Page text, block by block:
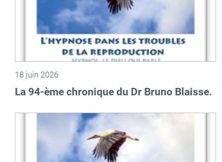
18 juin 2026
La 94-ème chronique du Dr Bruno Blaisse.